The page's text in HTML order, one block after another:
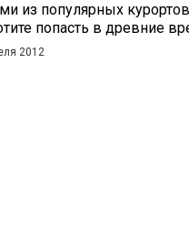
из популярных
попасть в древние
2012